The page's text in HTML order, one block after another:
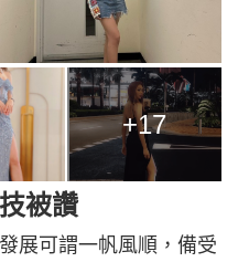
+17
被讚
展可謂一帆風順，備受